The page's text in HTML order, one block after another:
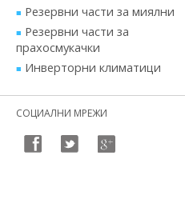
Резервни части за миялни
Резервни части за
прахосмукачки
Инверторни климатици
СОЦИАЛНИ МРЕЖИ